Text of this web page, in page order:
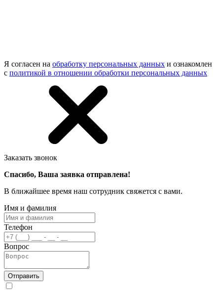
Я согласен на обработку персональных данных и ознакомлен
с политикой в отношении обработки персональных данных
Заказать звонок
Спасибо, Ваша заявка отправлена!
В ближайшее время наш сотрудник свяжется с вами.
Имя и фамилия
Телефон
Вопрос
Отправить